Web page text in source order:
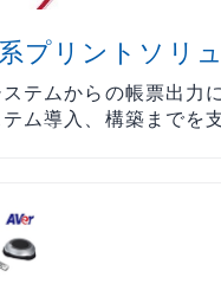
開発
仮想化
メール
仮
メ
プリントソリ
テムからの帳票出力
テム導入、構築までを